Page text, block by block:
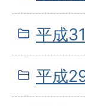
平成
平成